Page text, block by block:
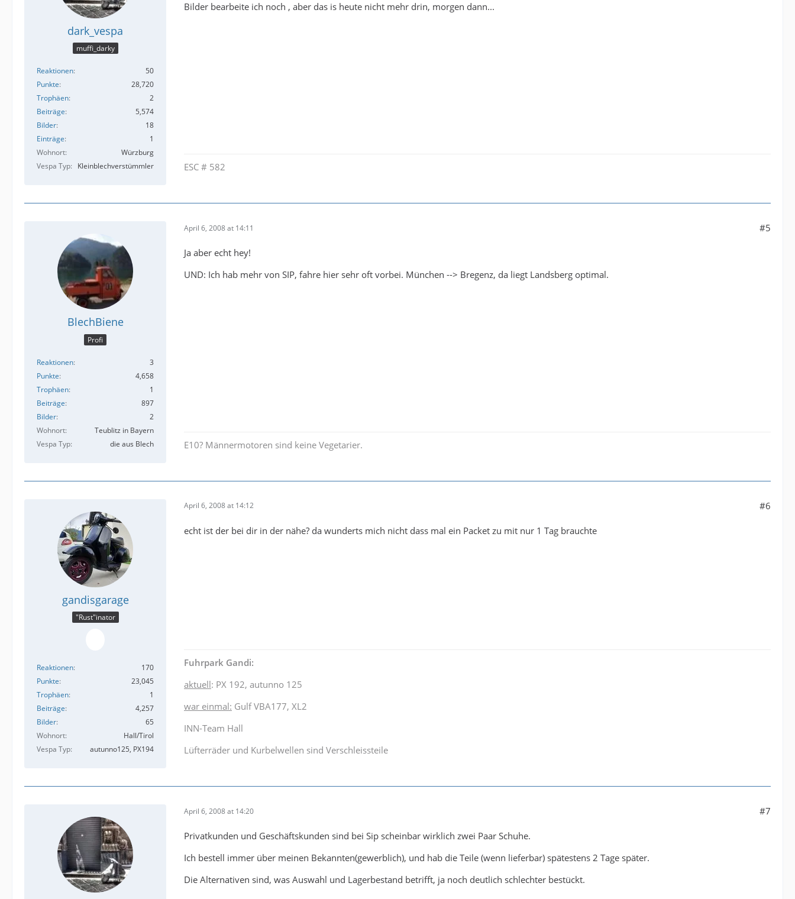
dark_vespa
muffi_darky
Reaktionen
50
Punkte
28,720
Trophäen
2
Beiträge
5,574
Bilder
18
Einträge
1
Wohnort
Würzburg
Vespa Typ
Kleinblechverstümmler
Bilder bearbeite ich noch , aber das is heute nicht mehr drin, morgen dann...
ESC # 582
BlechBiene
Profi
Reaktionen
3
Punkte
4,658
Trophäen
1
Beiträge
897
Bilder
2
Wohnort
Teublitz in Bayern
Vespa Typ
die aus Blech
April 6, 2008 at 14:11 #5
Ja aber echt hey!
UND: Ich hab mehr von SIP, fahre hier sehr oft vorbei. München --> Bregenz, da liegt Landsberg optimal.
E10? Männermotoren sind keine Vegetarier.
gandisgarage
"Rust"inator
Reaktionen
170
Punkte
23,045
Trophäen
1
Beiträge
4,257
Bilder
65
Wohnort
Hall/Tirol
Vespa Typ
autunno125, PX194
April 6, 2008 at 14:12 #6
echt ist der bei dir in der nähe? da wunderts mich nicht dass mal ein Packet zu mit nur 1 Tag brauchte
Fuhrpark Gandi:
aktuell: PX 192, autunno 125
war einmal: Gulf VBA177, XL2
INN-Team Hall
Lüfterräder und Kurbelwellen sind Verschleissteile
April 6, 2008 at 14:20 #7
Privatkunden und Geschäftskunden sind bei Sip scheinbar wirklich zwei Paar Schuhe.
Ich bestell immer über meinen Bekannten(gewerblich), und hab die Teile (wenn lieferbar) spätestens 2 Tage später.
Die Alternativen sind, was Auswahl und Lagerbestand betrifft, ja noch deutlich schlechter bestückt.